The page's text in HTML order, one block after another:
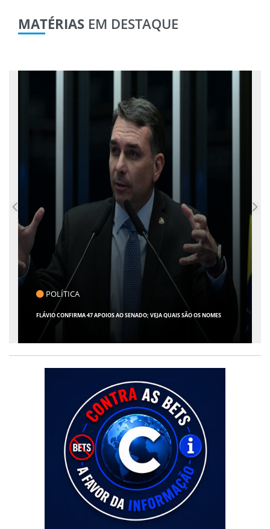
MATÉRIAS EM DESTAQUE
CLICK INDICA
GIRO POR SERGIPE, BRASIL E MUNDO - 07 DE AGOSTO DE 2026